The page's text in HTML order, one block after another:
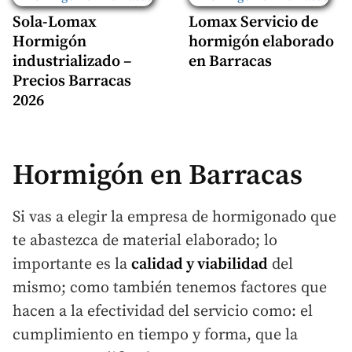
Sola-Lomax
Hormigón
industrializado –
Precios Barracas
2026
Lomax Servicio de
hormigón elaborado
en Barracas
Hormigón en Barracas
Si vas a elegir la empresa de hormigonado que
te abastezca de material elaborado; lo
importante es la calidad y viabilidad del
mismo; como también tenemos factores que
hacen a la efectividad del servicio como: el
cumplimiento en tiempo y forma, que la